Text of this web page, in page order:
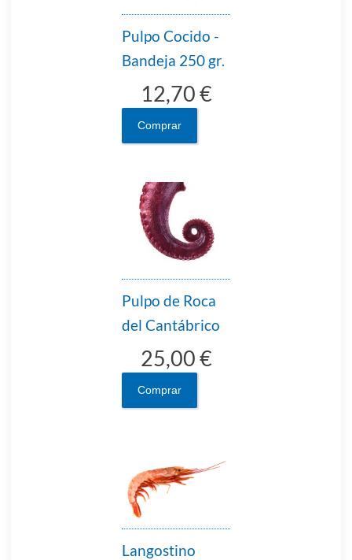
Pulpo Cocido -
Bandeja 250 gr.
12,70 €
Comprar
Pulpo de Roca
del Cantábrico
25,00 €
Comprar
Langostino